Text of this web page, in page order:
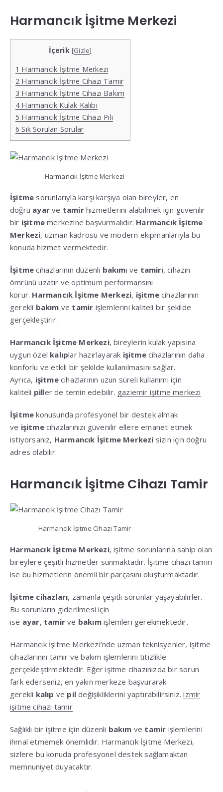
Harmancık İşitme Merkezi
İçerik [Gizle]
1 Harmancık İşitme Merkezi
2 Harmancık İşitme Cihazı Tamir
3 Harmancık İşitme Cihazı Bakım
4Harmancık Kulak Kalıbı
5 Harmancık İşitme Cihazı Pili
6 Sık Sorulan Sorular
Harmancık İşitme Merkezi
İşitme sorunlarıyla karşı karşıya olan bireyler, en
doğru ayar ve tamirhizmetlerini alabilmek için güvenilir
bir işitme merkezine başvurmalıdır. Harmancık İşitme
Merkezi, uzman kadrosu ve modern ekipmanlarıyla bu
konuda hizmet vermektedir.
İşitme cihazlarının düzenli bakımı ve tamiri, cihazın
ömrünü uzatır ve optimum performansını
korur. Harmancık İşitme Merkezi, işitmecihazlarının
gerekli bakım ve tamir işlemlerini kaliteli bir şekilde
gerçekleştirir.
Harmancık İşitme Merkezi, bireylerin kulak yapısına
uygun özel kalıplar hazırlayarak işitmecihazlarının daha
konforlu ve etkili bir şekilde kullanılmasını sağlar.
Ayrıca, işitmecihazlarının uzun süreli kullanımı için
kaliteli piller de temin edebilir. gaziemir işitme merkezi
İşitme konusunda profesyonel bir destek almak
ve işitmecihazlarınızı güvenilir ellere emanet etmek
istiyorsanız, Harmancık İşitme Merkezi sizin için doğru
adres olabilir.
Harmancık İşitme Cihazı Tamir
Harmancık İşitme Cihazı Tamir
Harmancık İşitme Merkezi, işitme sorunlarına sahip olan
bireylere çeşitli hizmetler sunmaktadır. İşitme cihazı tamiri
ise bu hizmetlerin önemli bir parçasını oluşturmaktadır.
İşitme cihazları, zamanla çeşitli sorunlar yaşayabilirler.
Bu sorunların giderilmesi için
ise ayar, tamir ve bakımişlemleri gerekmektedir.
Harmancık İşitme Merkezi’nde uzman teknisyenler, işitme
cihazlarının tamir ve bakım işlemlerini titizlikle
gerçekleştirmektedir. Eğer işitme cihazınızda bir sorun
fark ederseniz, en yakın merkeze başvurarak
gerekli kalıp ve pil değişikliklerini yaptırabilirsiniz.izmir
işitme cihazı tamir
Sağlıklı bir işitme için düzenli bakım ve tamir işlemlerini
ihmal etmemek önemlidir. Harmancık İşitme Merkezi,
sizlere bu konuda profesyonel destek sağlamaktan
memnuniyet duyacaktır.